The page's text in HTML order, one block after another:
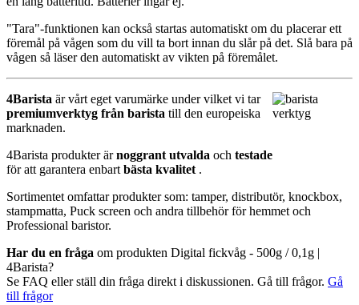
"Tara"-funktionen kan också startas automatiskt om du placerar ett
föremål på vågen som du vill ta bort innan du slår på det. Slå bara på
vågen så läser den automatiskt av vikten på föremålet.
4Barista är vårt eget varumärke under vilket vi tar
premiumverktyg från barista till den europeiska
marknaden.
4Barista produkter ärnoggrant utvalda och testade
för att garantera enbart bästa kvalitet .
Sortimentet omfattar produkter som: tamper, distributör, knockbox,
stampmatta, Puck screen och andra tillbehör för hemmet och
Professional baristor.
Har du en fråga om produkten Digital fickvåg - 500g / 0,1g |
4Barista?
Se FAQ eller ställ din fråga direkt i diskussionen. Gå till frågor. Gå
till frågor